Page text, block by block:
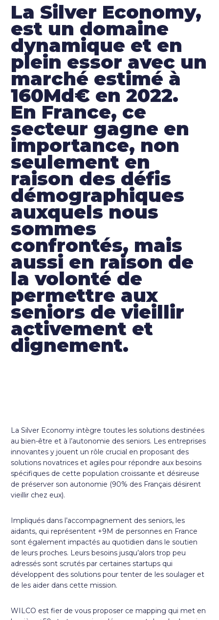
La Silver Economy,
est un domaine
dynamique et en
plein essor avec un
marché estimé à
160Md€ en 2022.
En France, ce
secteur gagne en
importance, non
seulement en
raison des défis
démographiques
auxquels nous
sommes
confrontés, mais
aussi en raison de
la volonté de
permettre aux
seniors de vieillir
activement et
dignement.
La Silver Economy intègre toutes les solutions destinées
au bien-être et à l’autonomie des seniors. Les entreprises
innovantes y jouent un rôle crucial en proposant des
solutions novatrices et agiles pour répondre aux besoins
spécifiques de cette population croissante et désireuse
de préserver son autonomie (90% des Français désirent
vieillir chez eux).
Impliqués dans l’accompagnement des seniors, les
aidants, qui représentent +9M de personnes en France
sont également impactés au quotidien dans le soutien
de leurs proches. Leurs besoins jusqu’alors trop peu
adressés sont scrutés par certaines startups qui
développent des solutions pour tenter de les soulager et
de les aider dans cette mission.
WILCO est fier de vous proposer ce mapping qui met en